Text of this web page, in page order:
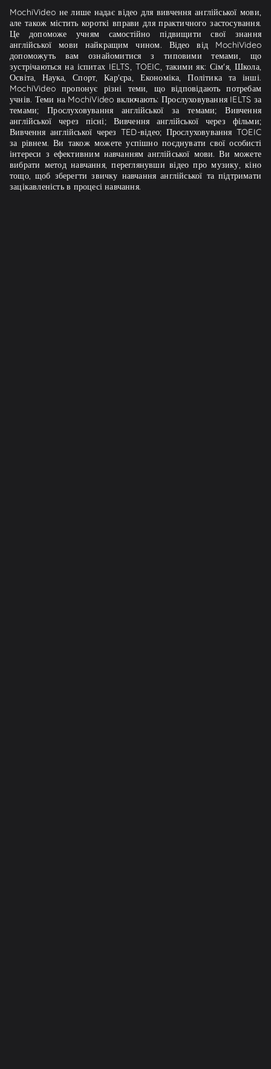
MochiVideo не лише надає відео для вивчення англійської мови,
але також містить короткі вправи для практичного застосування.
Це допоможе учням самостійно підвищити свої знання
англійської мови найкращим чином. Відео від MochiVideo
допоможуть вам ознайомитися з типовими темами, що
зустрічаються на іспитах IELTS, TOEIC, такими як: Сім'я, Школа,
Освіта, Наука, Спорт, Кар'єра, Економіка, Політика та інші.
MochiVideo пропонує різні теми, що відповідають потребам
учнів. Теми на MochiVideo включають: Прослуховування IELTS за
темами; Прослуховування англійської за темами; Вивчення
англійської через пісні; Вивчення англійської через фільми;
Вивчення англійської через TED-відео; Прослуховування TOEIC
за рівнем. Ви також можете успішно поєднувати свої особисті
інтереси з ефективним навчанням англійської мови. Ви можете
вибрати метод навчання, переглянувши відео про музику, кіно
тощо, щоб зберегти звичку навчання англійської та підтримати
зацікавленість в процесі навчання.